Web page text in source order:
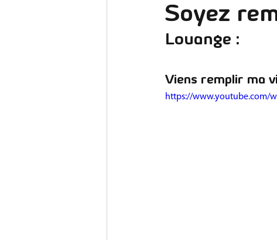
Soyez
Louange :
Viens remplir ma
https://www.youtube.com/